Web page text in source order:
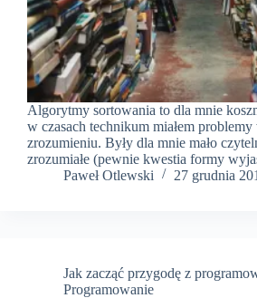
Algorytmy sortowania to dla mnie
w czasach technikum miałem
zrozumieniu. Były dla mnie mało
zrozumiałe (pewnie kwestia formy
Paweł Otlewski
27 grudnia
Jak zacząć przygodę z
Programowanie